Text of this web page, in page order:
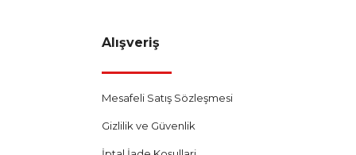
Alışveriş
Mesafeli Satış Sözleşmesi
Gizlilik ve Güvenlik